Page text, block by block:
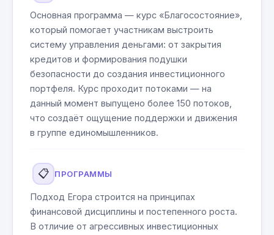
Основная программа — курс «Благосостояние»,
который помогает участникам выстроить
систему управления деньгами: от закрытия
кредитов и формирования подушки
безопасности до создания инвестиционного
портфеля. Курс проходит потоками — на
данный момент выпущено более 150 потоков,
что создаёт ощущение поддержки и движения
в группе единомышленников.
📋 ПРОГРАММЫ
Подход Егора строится на принципах
финансовой дисциплины и постепенного роста.
В отличие от агрессивных инвестиционных